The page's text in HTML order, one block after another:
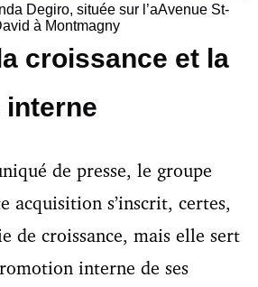
Degiro, située sur l’aAvenue St-
à Montmagny
croissance et la
de presse, le groupe
acquisition s’inscrit, certes,
de croissance, mais elle sert
interne de ses